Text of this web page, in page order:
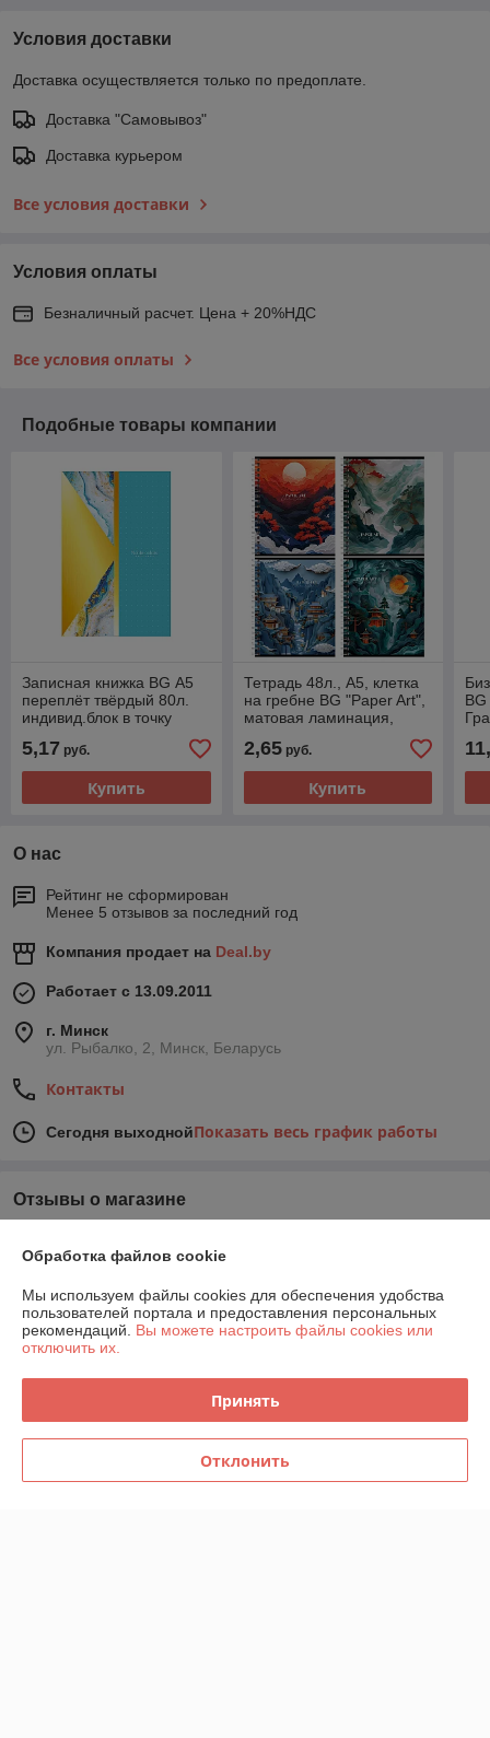
Условия доставки
Доставка осуществляется только по предоплате.
Доставка "Самовывоз"
Доставка курьером
Все условия доставки
Условия оплаты
Безналичный расчет. Цена + 20%НДС
Все условия оплаты
Подобные товары компании
Записная книжка BG А5
переплёт твёрдый 80л.
индивид.блок в точку
"Noble colors" ламинация
матовая, арт.
5,17 руб.
Купить
Тетрадь 48л., А5, клетка
на гребне BG "Paper Art",
матовая ламинация,
Т5гр48_лм_вл 08510
2,65руб.
Купить
О нас
Рейтинг не сформирован
Менее 5 отзывов за последний год
Компания продает на Deal.by
Работает с 13.09.2011
г. Минск
ул. Рыбалко, 2, Минск, Беларусь
Контакты
Сегодня выходнойПоказать весь график работы
Отзывы о магазине
О нас
Контакты
Обработка файлов cookie
Мы используем файлы cookies для обеспечения удобства
пользователей портала и предоставления персональных
рекомендаций. Вы можете настроить файлы cookies или
отключить их.
Принять
Отклонить